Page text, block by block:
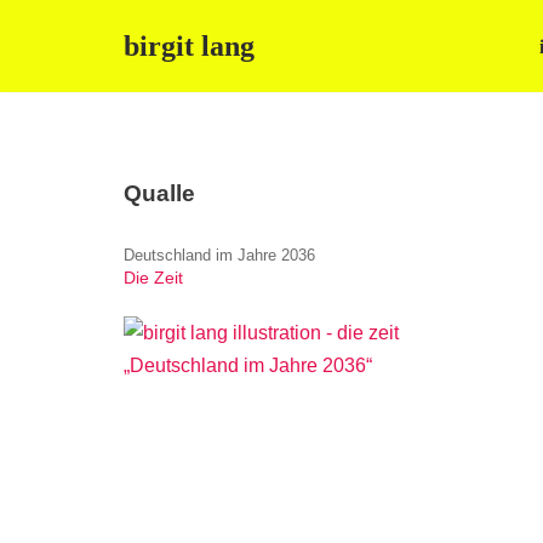
birgit lang
Qualle
Deutschland im Jahre 2036
Die Zeit